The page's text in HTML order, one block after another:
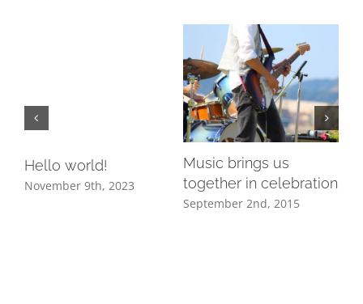
Hello world!
November 9th, 2023
Music brings us
together in celebration
September 2nd, 2015